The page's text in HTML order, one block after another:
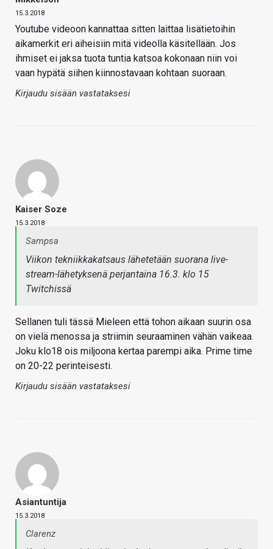
15.3.2018
Youtube videoon kannattaa sitten laittaa lisätietoihin
aikamerkit eri aiheisiin mitä videolla käsitellään. Jos
ihmiset ei jaksa tuota tuntia katsoa kokonaan niin voi
vaan hypätä siihen kiinnostavaan kohtaan suoraan.
Kirjaudu sisään vastataksesi
Kaiser Soze
15.3.2018
Sampsa
Viikon tekniikkakatsaus lähetetään suorana live-
stream-lähetyksenä perjantaina 16.3. klo 15
Twitchissä
Sellanen tuli tässä Mieleen että tohon aikaan suurin osa
on vielä menossa ja striimin seuraaminen vähän vaikeaa.
Joku klo18 ois miljoona kertaa parempi aika. Prime time
on 20-22 perinteisesti.
Kirjaudu sisään vastataksesi
Asiantuntija
15.3.2018
Clarenz